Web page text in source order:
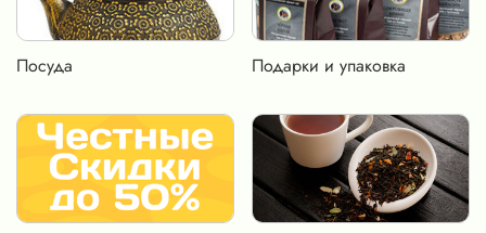
Посуда Подарки и упаковка